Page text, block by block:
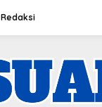
Redaksi